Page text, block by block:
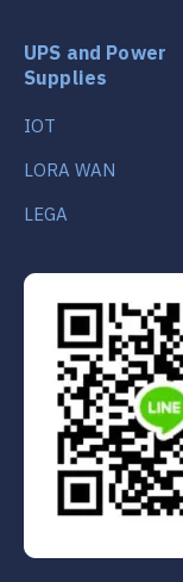
UPS and Power
Supplies
IOT
LORA WAN
LEGA